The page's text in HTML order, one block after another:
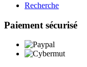
Restauration BTP
Recherche
Paiement sécurisé